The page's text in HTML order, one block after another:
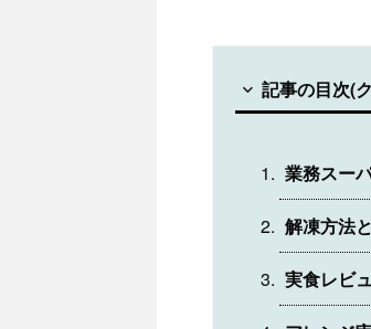
記事の目次(
業務スー
解凍方法
実食レビ